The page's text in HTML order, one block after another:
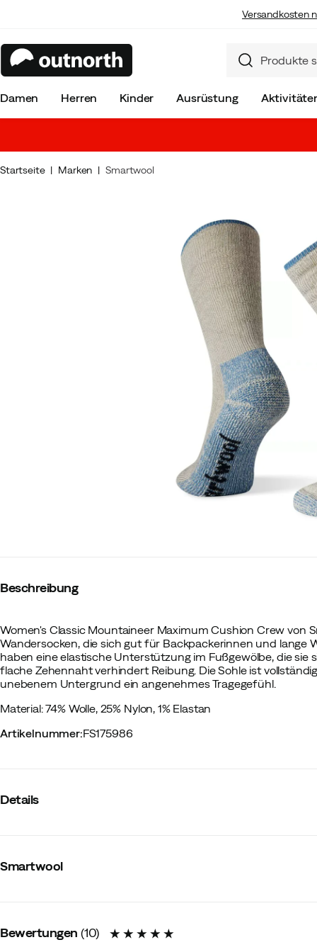
Versandkosten
Damen Herren Kinder Ausrüstung
Startseite Marken Smartwool
Beschreibung
Women's Classic Mountaineer Maximum Cushion Crew von
Wandersocken, die sich gut für Backpackerinnen und lange
haben eine elastische Unterstützung im Fußgewölbe, die sie
flache Zehennaht verhindert Reibung. Die Sohle ist
unebenem Untergrund ein angenehmes Tragegefühl.
Material: 74% Wolle, 25% Nylon, 1% Elastan
Artikelnummer:FS175986
Details
Hersteller-Farbbezeichnung
Größe:34-37
Smartwool
Bewertungen (10)